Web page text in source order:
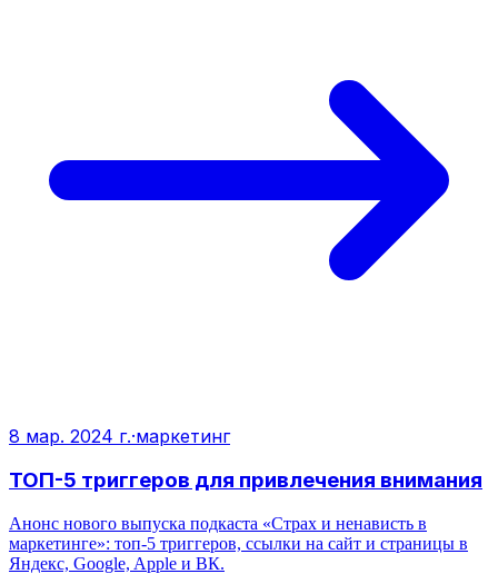
8 мар. 2024 г.·маркетинг
ТОП-5 триггеров для привлечения внимания
Анонс нового выпуска подкаста «Страх и ненависть в
маркетинге»: топ‑5 триггеров, ссылки на сайт и страницы в
Яндекс, Google, Apple и ВК.